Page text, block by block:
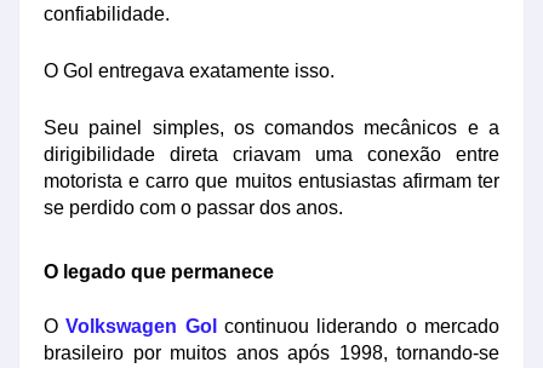
confiabilidade.
O Gol entregava exatamente isso.
Seu painel simples, os comandos mecânicos e a
dirigibilidade direta criavam uma conexão entre
motorista e carro que muitos entusiastas afirmam ter
se perdido com o passar dos anos.
O legado que permanece
OVolkswagen Gol continuou liderando o mercado
brasileiro por muitos anos após 1998, tornando-se